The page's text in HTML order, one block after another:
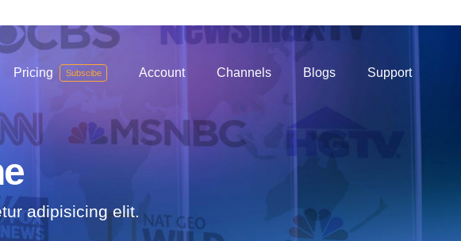
Pricing Subscibe Account Channels Blogs Support
adipisicing elit.